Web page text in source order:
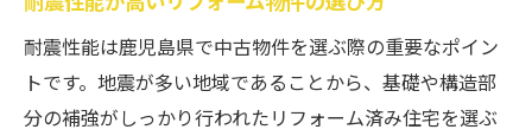
耐震性能は鹿児島県で中古物件を選ぶ際の重要なポイン
トです。地震が多い地域であることから、基礎や構造部
分の補強がしっかり行われたリフォーム済み住宅を選ぶ